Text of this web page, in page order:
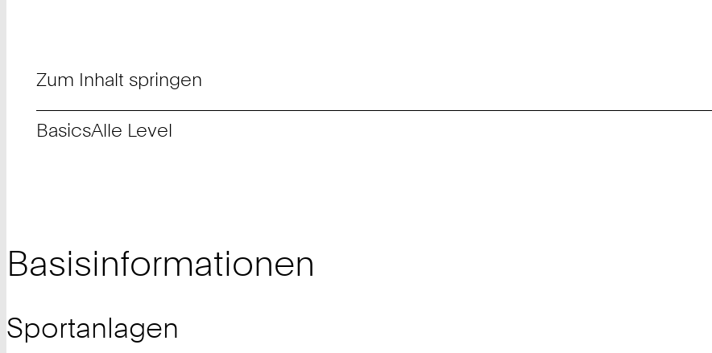
Zum Inhalt springen
BasicsAlle Level
Basisinformationen
Sportanlagen